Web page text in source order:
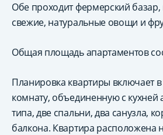
Обе проходит фермерский
свежие, натуральные овощи и
Общая площадь апартаментов
Планировка квартиры включает
комнату, объединенную с кухней
типа, две спальни, два санузла,
балкона. Квартира расположена